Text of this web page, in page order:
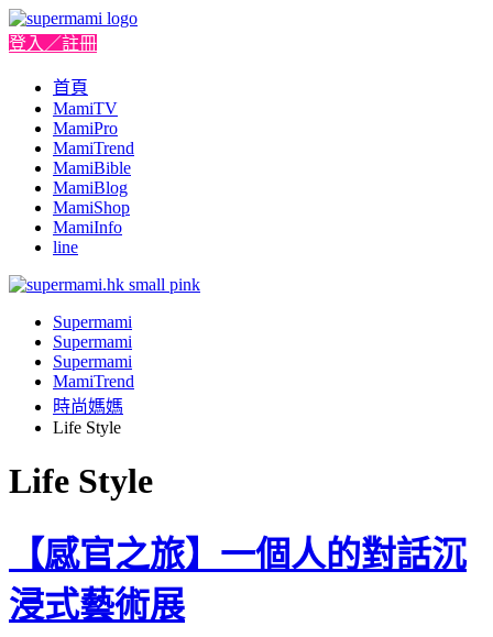
登入／註冊
首頁
MamiTV
MamiPro
MamiTrend
MamiBible
MamiBlog
MamiShop
MamiInfo
line
Supermami
Supermami
Supermami
MamiTrend
時尚媽媽
Life Style
Life Style
【感官之旅】一個人的對話沉
浸式藝術展